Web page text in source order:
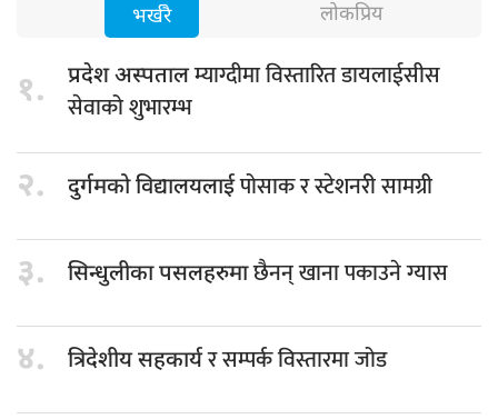
भर्खरै लोकप्रिय
१. प्रदेश अस्पतालम्याग्दीमा विस्तारित डायलाईसीस
सेवाको शुभारम्भ
२. दुर्गमको विद्यालयलाईपोसाक र स्टेशनरी सामग्री
३. सिन्धुलीका पसलहरुमाछैनन् खाना पकाउने ग्यास
४. त्रिदेशीय सहकार्यर सम्पर्क विस्तारमा जोड